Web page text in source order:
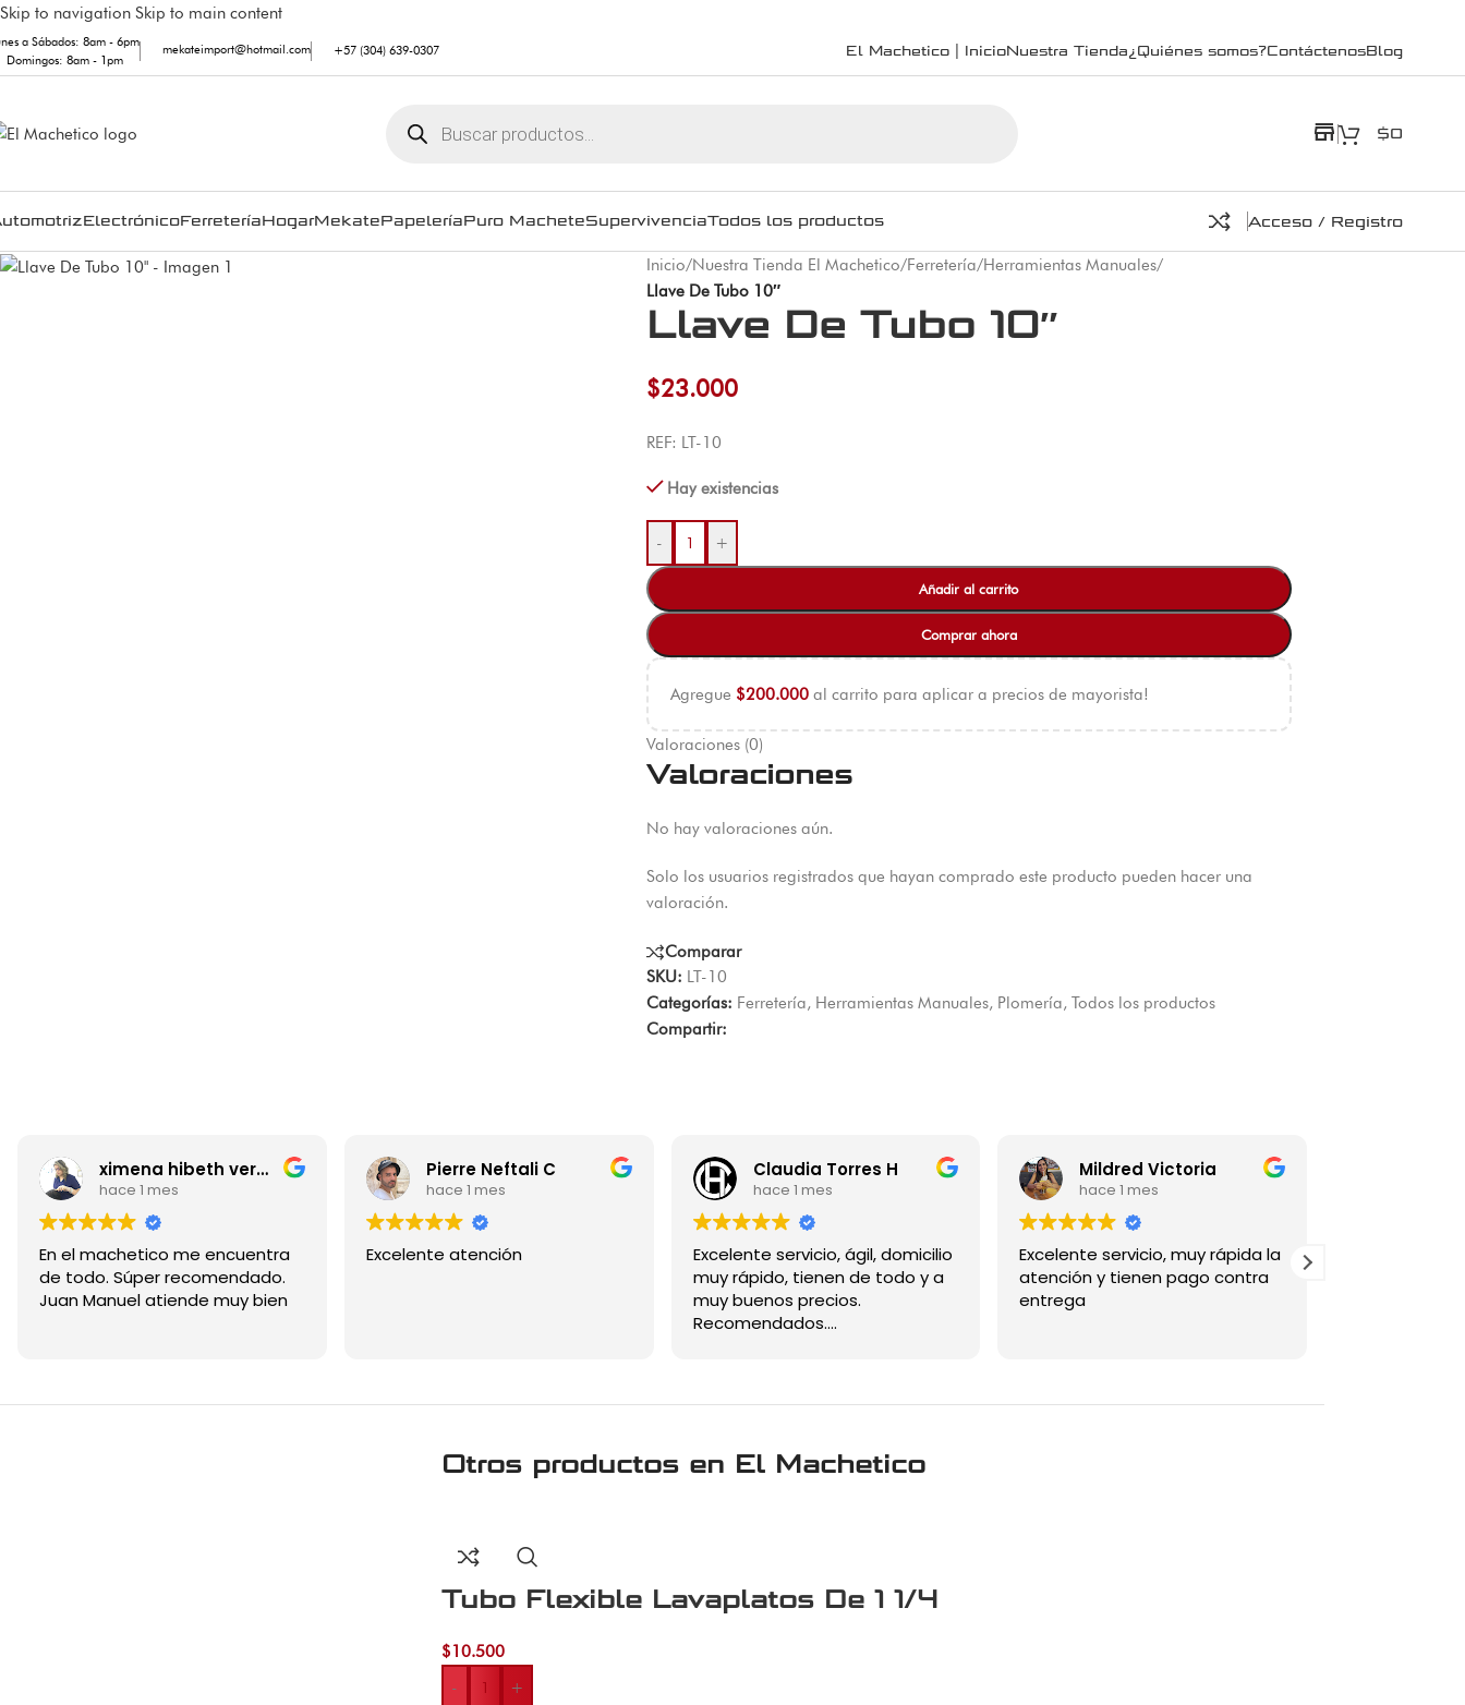
Skip to navigation Skip to main content
a Sábados: 8am - 6pm
Domingos: 8am - 1pm
mekateimport@hotmail.com +57 (304) 639-0307 El Machetico | InicioNuestra Tienda¿Quiénes somos?ContáctenosBlog
store $0
ElectrónicoFerreteríaHogarMekatePapeleríaPuro MacheteSupervivenciaTodos los productos Acceso / Registro
Inicio/Nuestra Tienda El Machetico/Ferretería/Herramientas Manuales/
Llave De Tubo 10″
Llave De Tubo 10″
$23.000
REF: LT-10
Hay existencias
- +
Añadir al carrito
Comprar ahora
Agregue $200.000al carrito para aplicar a precios de mayorista!
Valoraciones (0)
Valoraciones
No hay valoraciones aún.
Solo los usuarios registrados que hayan comprado este producto pueden hacer una
valoración.
Comparar
SKU: LT-10
Categorías: Ferretería, Herramientas Manuales, Plomería, Todos los productos
Compartir:
ximena hibeth vergel pacheo
hace 1 mes
En el machetico me encuentra
de todo. Súper recomendado.
Juan Manuel atiende muy bien
Pierre Neftali C
hace 1 mes
Excelente atención
Claudia Torres H
hace 1 mes
Excelente servicio, ágil, domicilio
muy rápido, tienen de todo y a
muy buenos precios.
Recomendados....
Mildred Victoria
hace 1 mes
Excelente servicio, muy rápida la
atención y tienen pago contra
entrega
Otros productos en El Machetico
Tubo Flexible Lavaplatos De 1 1/4
$10.500
-
+